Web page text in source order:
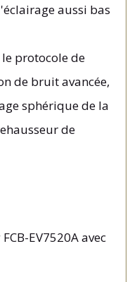
aussi bas
protocole de
de bruit avancée,
sphérique de la
de
EV7520A avec